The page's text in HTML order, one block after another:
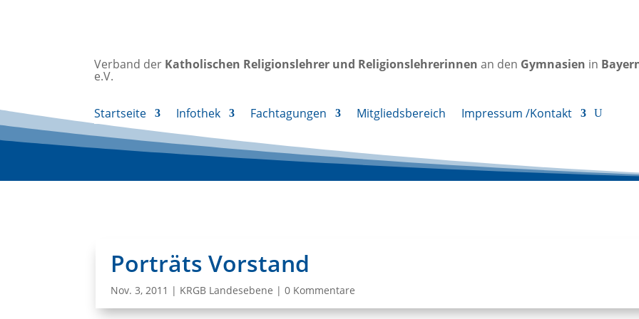
Verband der Katholischen Religionslehrer und Religionslehrerinnen an den Gymnasien in
e.V.
Startseite Infothek Fachtagungen Mitgliedsbereich Impressum /Kontakt
Porträts Vorstand
Nov. 3, 2011 | KRGB Landesebene |0 Kommentare